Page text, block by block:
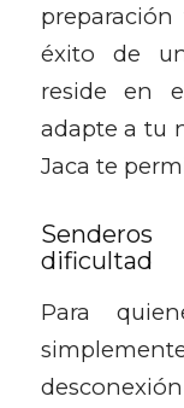
éxito de
reside en
adapte a tu
Jaca te
dificultad
Para